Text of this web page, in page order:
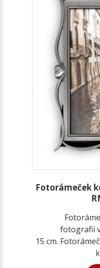
Fotorámeček
fotografii
15 cm.